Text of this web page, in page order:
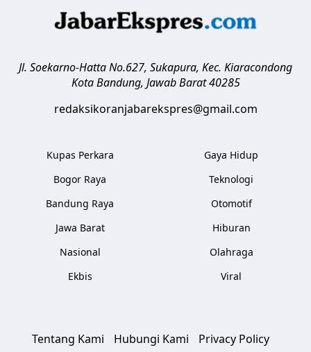
Jl. Soekarno-Hatta No.627, Sukapura, Kec. Kiaracondong
Kota Bandung, Jawab Barat 40285
redaksikoranjabarekspres@gmail.com
Kupas Perkara
Bogor Raya
Bandung Raya
Jawa Barat
Nasional
Ekbis
Gaya Hidup
Teknologi
Otomotif
Hiburan
Olahraga
Viral
Tentang Kami Hubungi Kami Privacy Policy